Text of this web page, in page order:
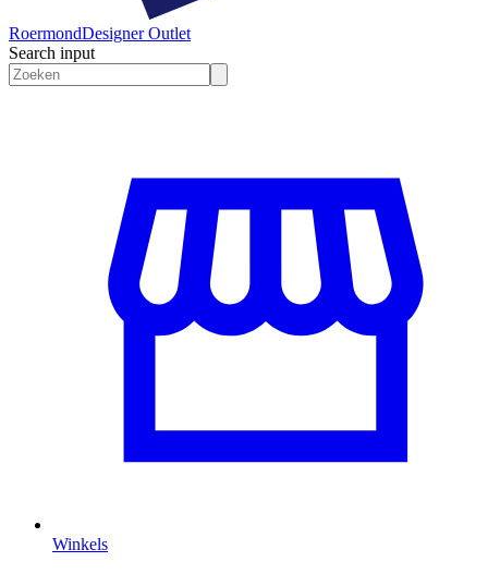
RoermondDesigner Outlet
Search input
Winkels